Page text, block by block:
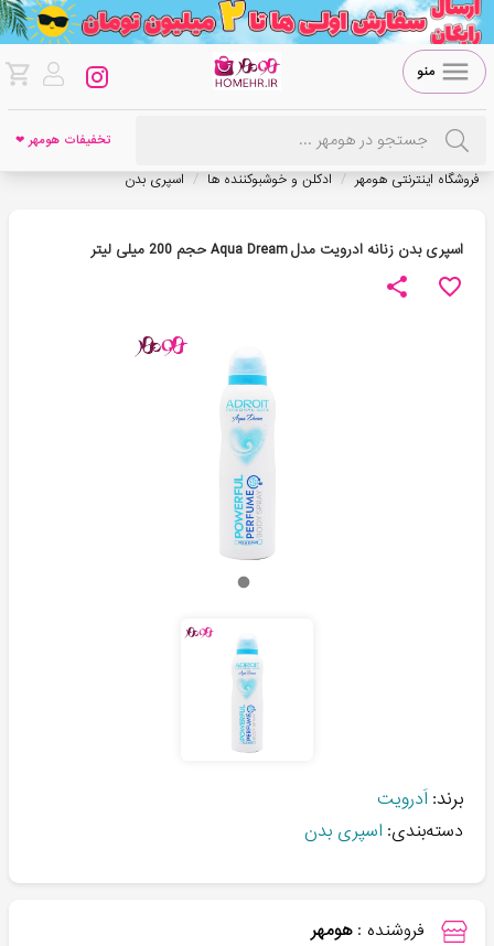
منو
تخفیفات هومهر ❤
فروشگاه اینترنتی هومهر / ادکلن و خوشبوکننده ها / اسپری بدن
اسپری بدن زنانه ادرویت مدل Aqua Dream حجم 200 میلی لیتر
برند: اَدرویت
دسته‌بندی: اسپری بدن
فروشنده : هومهر